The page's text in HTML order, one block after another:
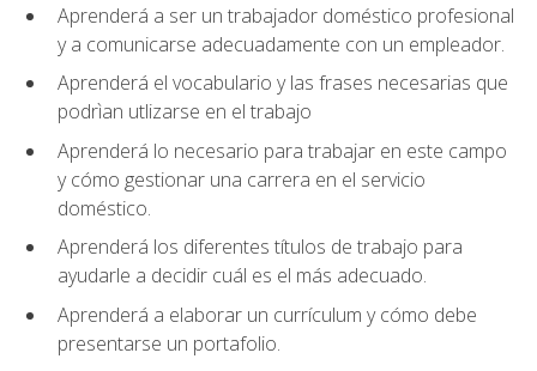
Aprenderá a ser un trabajador doméstico profesional
y a comunicarse adecuadamente con un empleador.
Aprenderá el vocabulario y las frases necesarias que
podrìan utlizarse en el trabajo
Aprenderá lo necesario para trabajar en este campo
y cómo gestionar una carrera en el servicio
doméstico.
Aprenderá los diferentes títulos de trabajo para
ayudarle a decidir cuál es el más adecuado.
Aprenderá a elaborar un currículum y cómo debe
presentarse un portafolio.